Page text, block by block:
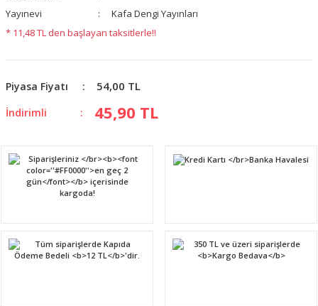
Yayınevi
Kafa Dengi Yayınları
* 11,48 TL den başlayan taksitlerle!!
Piyasa Fiyatı 54,00 TL
İndirimli 45,90 TL